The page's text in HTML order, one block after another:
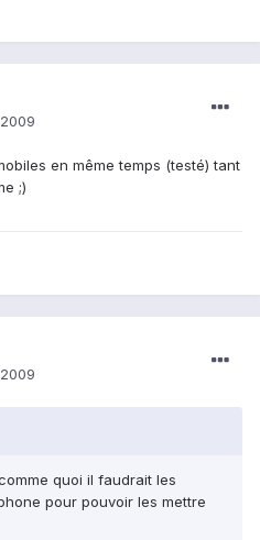
en même temps (testé) tant
;)
quoi il faudrait les
pour pouvoir les mettre